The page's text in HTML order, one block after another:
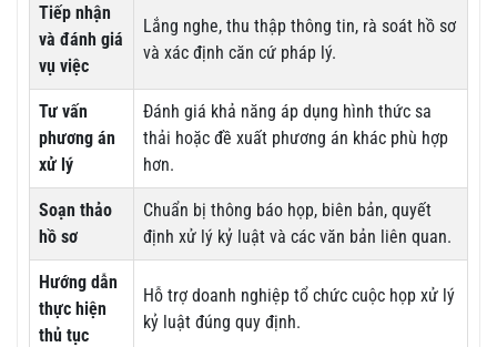
Tiếp nhận
và đánh giá
vụ việc
Lắng nghe, thu thập thông tin, rà soát hồ sơ
và xác định căn cứ pháp lý.
Tư vấn
phương án
xử lý
Đánh giá khả năng áp dụng hình thức sa
thải hoặc đề xuất phương án khác phù hợp
hơn.
Soạn thảo
hồ sơ
Chuẩn bị thông báo họp, biên bản, quyết
định xử lý kỷ luật và các văn bản liên quan.
Hướng dẫn
thực hiện
thủ tục
Hỗ trợ doanh nghiệp tổ chức cuộc họp xử lý
kỷ luật đúng quy định.